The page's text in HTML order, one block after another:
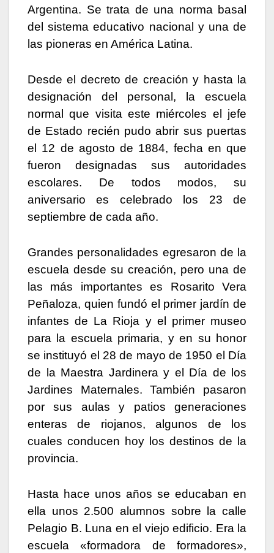
Argentina. Se trata de una norma basal
del sistema educativo nacional y una de
las pioneras en América Latina.
Desde el decreto de creación y hasta la
designación del personal, la escuela
normal que visita este miércoles el jefe
de Estado recién pudo abrir sus puertas
el 12 de agosto de 1884, fecha en que
fueron designadas sus autoridades
escolares. De todos modos, su
aniversario es celebrado los 23 de
septiembre de cada año.
Grandes personalidades egresaron de la
escuela desde su creación, pero una de
las más importantes es Rosarito Vera
Peñaloza, quien fundó el primer jardín de
infantes de La Rioja y el primer museo
para la escuela primaria, y en su honor
se instituyó el 28 de mayo de 1950 el Día
de la Maestra Jardinera y el Día de los
Jardines Maternales. También pasaron
por sus aulas y patios generaciones
enteras de riojanos, algunos de los
cuales conducen hoy los destinos de la
provincia.
Hasta hace unos años se educaban en
ella unos 2.500 alumnos sobre la calle
Pelagio B. Luna en el viejo edificio. Era la
escuela «formadora de formadores»,